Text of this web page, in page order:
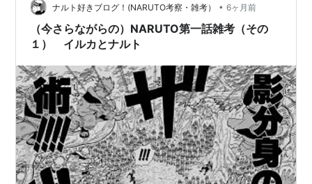
「最初の得意技」 さて、ナルトといったら「螺旋丸」と
「多重影分身」だと思うけど、ナルトがい…
ナルト好きブログ！(NARUTO考察・雑考） • 6ヶ月前
（今さらながらの）NARUTO第一話雑考（その
１） イルカとナルト